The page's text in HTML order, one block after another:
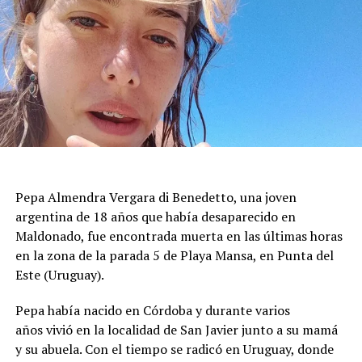
inhabitables.
Durante la mañana siguiente, los bomberos
mantuvieron un operativo de inspección para evaluar
grietas, desprendimientos de revestimientos y posibles
riesgos de colapso. Las tareas priorizaron los inmuebles
con daños visibles antes de autorizar el regreso de los
zona.
El ministro de Protección Civil, Nello Musumeci, advirtió
sobre la continuidad de la actividad sísmica y señaló que
“nuevos eventos de magnitud superior a 3 podrían
las autoridades locales, que mantienen el monitoreo
para detectar réplicas y coordinar asistencia donde haga
falta.
Pepa Almendra Vergara di Benedetto, una joven
argentina de 18 años que había desaparecido en
Maldonado, fue encontrada muerta en las últimas horas
en la zona de la parada 5 de Playa Mansa, en Punta del
Este (Uruguay).
Pepa había nacido en Córdoba y durante varios
años vivió en la localidad de San Javier junto a su mamá
y su abuela. Con el tiempo se radicó en Uruguay, donde